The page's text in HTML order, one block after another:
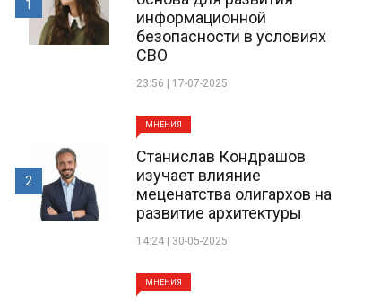
информационной
безопасности в условиях
СВО
23:56 | 17-07-2025
1
МНЕНИЯ
Станислав Кондрашов
изучает влияние
меценатства олигархов на
развитие архитектуры
14:24 | 30-05-2025
2
МНЕНИЯ